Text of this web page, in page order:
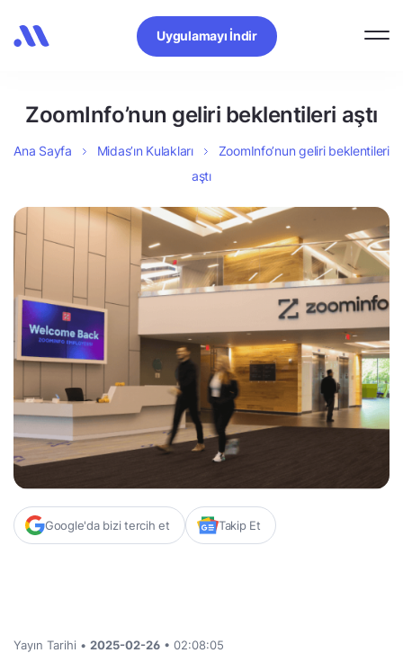
Uygulamayı İndir
ZoomInfo’nun geliri beklentileri aştı
Ana Sayfa Midas’ın Kulakları
ZoomInfo’nun geliri beklentileri
aştı
Google'da bizi tercih et Takip Et
Yayın Tarihi • 2025-02-26 • 02:08:05